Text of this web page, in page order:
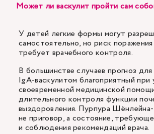
Может ли васкулит пройти сам
У детей легкие формы могут
самостоятельно, но риск
требует врачебного контроля.
В большинстве случаев прогноз
IgA-васкулитом благоприятный при
своевременной медицинской
длительного контроля функции
выздоровления. Пурпура
не приговор, а состояние,
и соблюдения рекомендаций врача.